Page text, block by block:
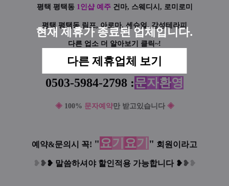
현재 제휴가 종료된 업체입니다.
다른 제휴업체 보기
평택 평택동 1인샵 예주건마, 스웨디시, 로미로미
평택 평택동 림프, 아로마, 센슈얼, 감성테라피
다른 업소 더 알아보기 클릭~!
0503-5984-2798 :문자환영
◈ 100% 문자예약만 받고있습니다 ◈
예약&문의시 꼭! "요기 요기 " 회원이라고
❥ ❥❥ 말씀하셔야 할인적용 가능합니다 ❥❥ ❥